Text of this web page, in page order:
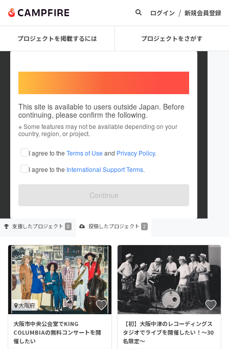
ログイン / 新規会員登録
プロジェクトを掲載するには プロジェクトをさがす
This site is available to users outside Japan. Before
continuing, please confirm the following.
※ Some features may not be available depending on your
country, region, or project.
I agree to the Terms of Use and Privacy Policy.
I agree to the International Support Terms.
Continue
Chamfer Records
これまでに2件のプロジェクトを投稿しています
在住国：未設定
出身国：未設定
支援したプロジェクト 0 投稿したプロジェクト 2
大阪府
大阪市中央公会堂でKING
COLUMBIAの無料コンサートを開
催したい
【初】大阪中津のレコーディングス
タジオでライブを開催したい！〜30
名限定〜